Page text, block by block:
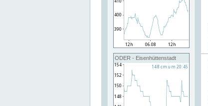
ODER - Eisenhüttenstadt